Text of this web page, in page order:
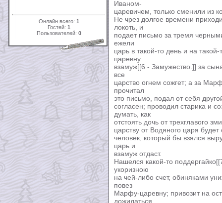
Онлайн всего: 1
Гостей: 1
Пользователей: 0
Иваном-
царевичем, только сменили из
Не чрез долгое времени
локоть, и
подает письмо за тремя
ежели
царь в такой-то день и на
царевну
взамуж[[6 - Замужество.]] за
все
царство огнем сожгет; а за
прочитал
это письмо, подал от себя
согласен; проводил старика и
думать, как
отстоять дочь от трехглавого
царству от Водяного царя
человек, который бы взялся
царь и
взамуж отдаст.
Нашелся какой-то
укоризною
на чей-либо счет, обиняками
повез
Марфу-царевну; привозит на
дожидаться